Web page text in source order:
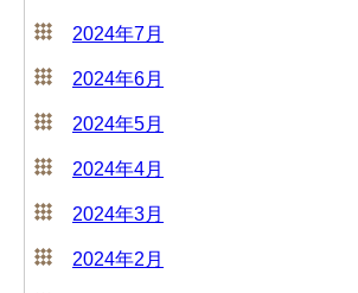
2024年7月
2024年6月
2024年5月
2024年4月
2024年3月
2024年2月